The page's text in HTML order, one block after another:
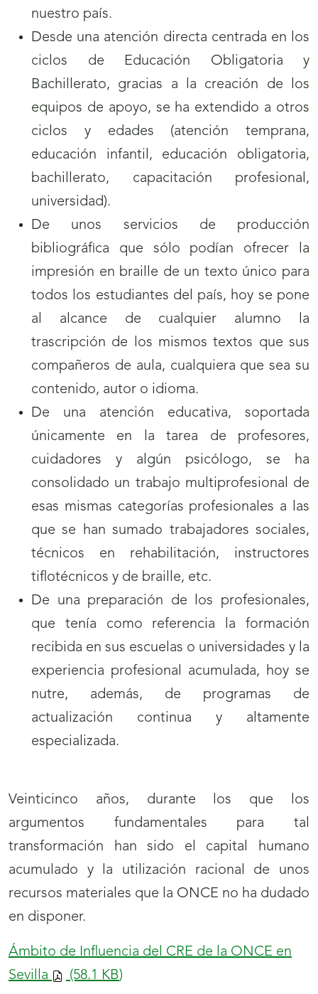
nuestro país.
Desde una atención directa centrada en los
ciclos de Educación Obligatoria y
Bachillerato, gracias a la creación de los
equipos de apoyo, se ha extendido a otros
ciclos y edades (atención temprana,
educación infantil, educación obligatoria,
bachillerato, capacitación profesional,
universidad).
De unos servicios de producción
bibliográfica que sólo podían ofrecer la
impresión en braille de un texto único para
todos los estudiantes del país, hoy se pone
al alcance de cualquier alumno la
trascripción de los mismos textos que sus
compañeros de aula, cualquiera que sea su
contenido, autor o idioma.
De una atención educativa, soportada
únicamente en la tarea de profesores,
cuidadores y algún psicólogo, se ha
consolidado un trabajo multiprofesional de
esas mismas categorías profesionales a las
que se han sumado trabajadores sociales,
técnicos en rehabilitación, instructores
tiflotécnicos y de braille, etc.
De una preparación de los profesionales,
que tenía como referencia la formación
recibida en sus escuelas o universidades y la
experiencia profesional acumulada, hoy se
nutre, además, de programas de
actualización continua y altamente
especializada.
Veinticinco años, durante los que los
argumentos fundamentales para tal
transformación han sido el capital humano
acumulado y la utilización racional de unos
recursos materiales que la ONCE no ha dudado
en disponer.
Ámbito de Influencia del CRE de la ONCE en
Sevilla
(58.1 KB)